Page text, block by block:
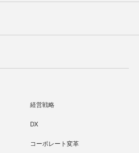
経営戦略
DX
コーポレート変革